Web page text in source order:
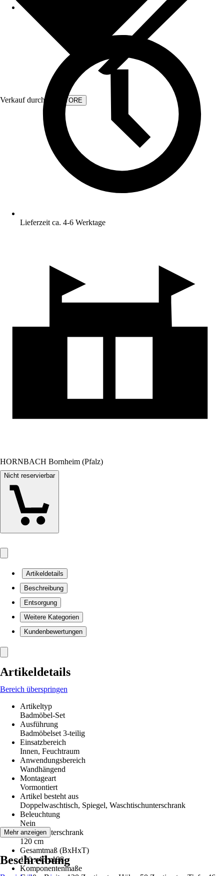
Verkauf durch: KVSTORE
Lieferzeit ca. 4-6 Werktage
HORNBACH Bornheim (Pfalz)
Nicht reservierbar
Artikeldetails
Beschreibung
Entsorgung
Weitere Kategorien
Kundenbewertungen
Artikeldetails
Bereich überspringen
Artikeltyp
Badmöbel-Set
Ausführung
Badmöbelset 3-teilig
Einsatzbereich
Innen, Feuchtraum
Anwendungsbereich
Wandhängend
Montageart
Vormontiert
Artikel besteht aus
Doppelwaschtisch, Spiegel, Waschtischunterschrank
Beleuchtung
Nein
Breite Unterschrank
120 cm
Gesamtmaß (BxHxT)
120 x46 x198
Komponentenmaße
Mehr anzeigen
Beschreibung